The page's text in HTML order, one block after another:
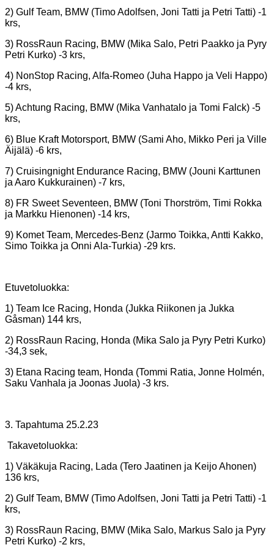
2) Gulf Team, BMW (Timo Adolfsen, Joni Tatti ja Petri Tatti) -1
krs,
3) RossRaun Racing, BMW (Mika Salo, Petri Paakko ja Pyry
Petri Kurko) -3 krs,
4) NonStop Racing, Alfa-Romeo (Juha Happo ja Veli Happo)
-4 krs,
5) Achtung Racing, BMW (Mika Vanhatalo ja Tomi Falck) -5
krs,
6) Blue Kraft Motorsport, BMW (Sami Aho, Mikko Peri ja Ville
Äijälä) -6 krs,
7) Cruisingnight Endurance Racing, BMW (Jouni Karttunen
ja Aaro Kukkurainen) -7 krs,
8) FR Sweet Seventeen, BMW (Toni Thorström, Timi Rokka
ja Markku Hienonen) -14 krs,
9) Komet Team, Mercedes-Benz (Jarmo Toikka, Antti Kakko,
Simo Toikka ja Onni Ala-Turkia) -29 krs.
Etuvetoluokka:
1) Team Ice Racing, Honda (Jukka Riikonen ja Jukka
Gåsman) 144 krs,
2) RossRaun Racing, Honda (Mika Salo ja Pyry Petri Kurko)
-34,3 sek,
3) Etana Racing team, Honda (Tommi Ratia, Jonne Holmén,
Saku Vanhala ja Joonas Juola) -3 krs.
3. Tapahtuma 25.2.23
Takavetoluokka:
1) Väkäkuja Racing, Lada (Tero Jaatinen ja Keijo Ahonen)
136 krs,
2) Gulf Team, BMW (Timo Adolfsen, Joni Tatti ja Petri Tatti) -1
krs,
3) RossRaun Racing, BMW (Mika Salo, Markus Salo ja Pyry
Petri Kurko) -2 krs,